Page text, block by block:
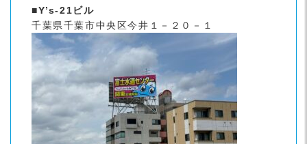
■Y’s-21ビル
千葉県千葉市中央区今井１－２０－１